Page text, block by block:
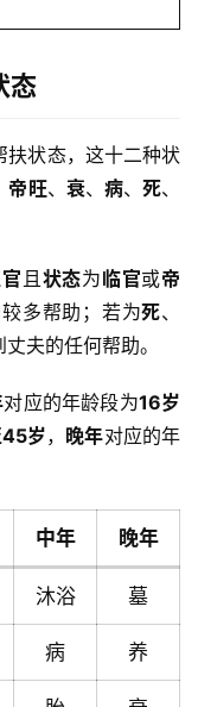
态
扶状态，这十二种状
帝旺、 衰、 病、死、
且状态为临官或帝
多帮助；若为死、
夫的任何帮助。
对应的年龄段为16岁
岁， 晚年对应的年
中年 晚年
沐浴 墓
病 养